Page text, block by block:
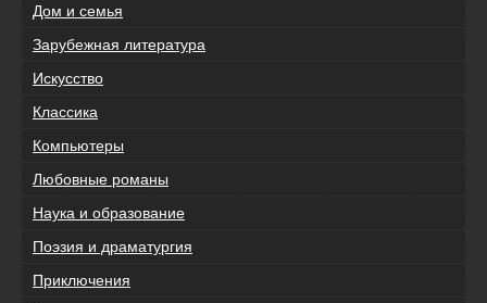
Дом и семья
Зарубежная литература
Искусство
Классика
Компьютеры
Любовные романы
Наука и образование
Поэзия и драматургия
Приключения